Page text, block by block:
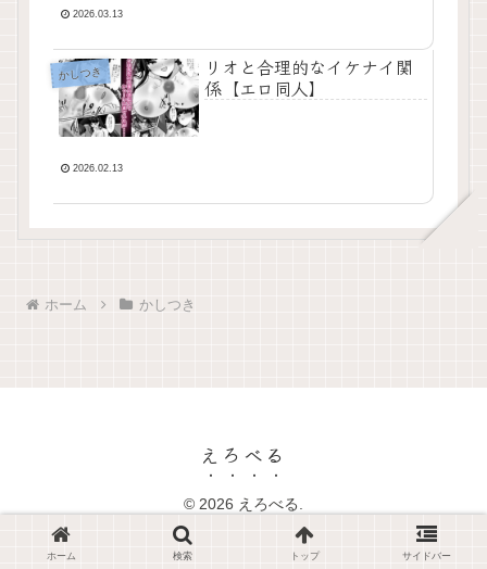
2026.03.13
かしつき
リオと合理的なイケナイ関
係【エロ同人】
2026.02.13
ホーム かしつき
えろべる
© 2026 えろべる.
ホーム 検索 トップ サイドバー